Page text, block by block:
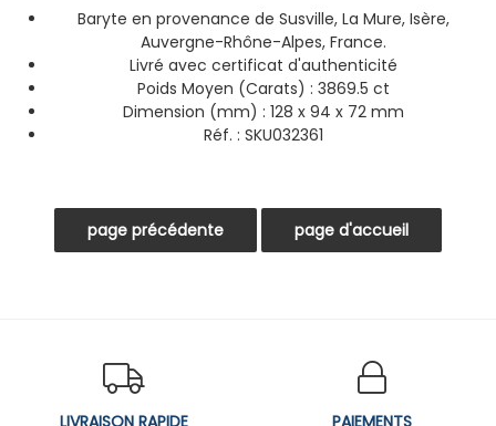
Baryte en provenance de Susville, La Mure, Isère,
Auvergne-Rhône-Alpes, France.
Livré avec certificat d'authenticité
Poids Moyen (Carats) : 3869.5 ct
Dimension (mm) : 128 x 94 x 72 mm
Réf. : SKU032361